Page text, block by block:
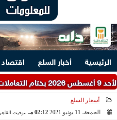
الرئيسية أخبار السلع اقتصاد
أسعار السلع
الجمعة، 11 يونيو 2021
02:12 مـ بتوقيت